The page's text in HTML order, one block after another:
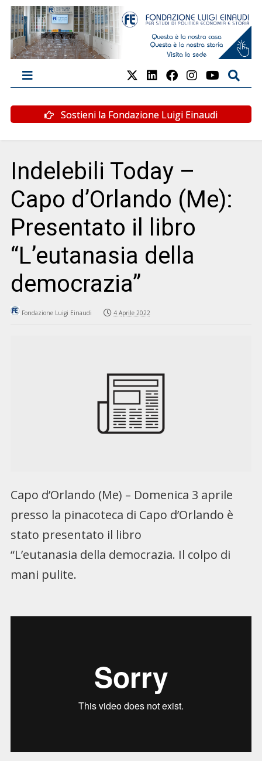
Sostieni la Fondazione Luigi Einaudi
Indelebili Today –
Capo d’Orlando (Me):
Presentato il libro
“L’eutanasia della
democrazia”
Fondazione Luigi Einaudi 4 Aprile 2022
Capo d’Orlando (Me) – Domenica 3 aprile
presso la pinacoteca di Capo d’Orlando è
stato presentato il libro
“L’eutanasia della democrazia. Il colpo di
mani pulite.